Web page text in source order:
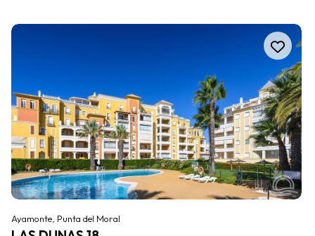
Ayamonte, Punta del Moral